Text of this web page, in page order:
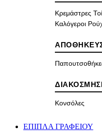
Κρεμάστρες
Καλόγεροι
Κονσόλες
ΕΠΙΠΛΑ ΓΡΑΦΕΙΟΥ